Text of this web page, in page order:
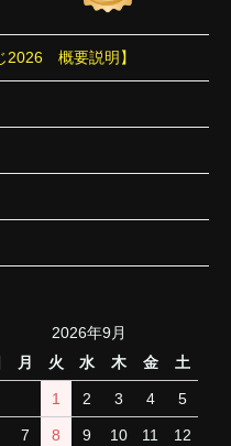
2026 概要説明】
2026年9月
月 火 水 木 金 土
1 2 3 4 5
7 8 9 10 11 12